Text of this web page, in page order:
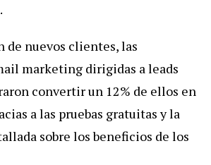
de nuevos clientes, las
marketing dirigidas a leads
convertir un 12% de ellos en
a las pruebas gratuitas y la
sobre los beneficios de los